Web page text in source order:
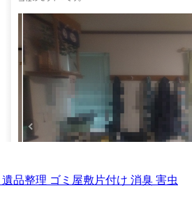
遺品整理 ゴミ屋敷片付け 消臭 害虫